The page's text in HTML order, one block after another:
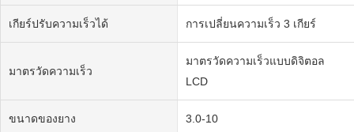
เกียร์ปรับความเร็วได้ การเปลี่ยนความเร็ว 3 เกียร์
มาตรวัดความเร็ว
มาตรวัดความเร็วแบบดิจิตอล
LCD
ขนาดของยาง 3.0-10